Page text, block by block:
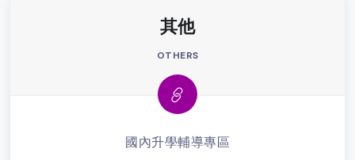
其他
OTHERS
國內升學輔導專區